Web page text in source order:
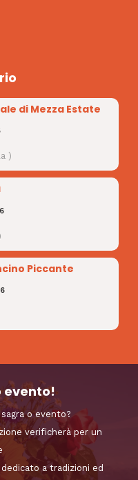
di Mezza Estate
)
Piccante
evento!
o evento?
verificherà per un
a tradizioni ed